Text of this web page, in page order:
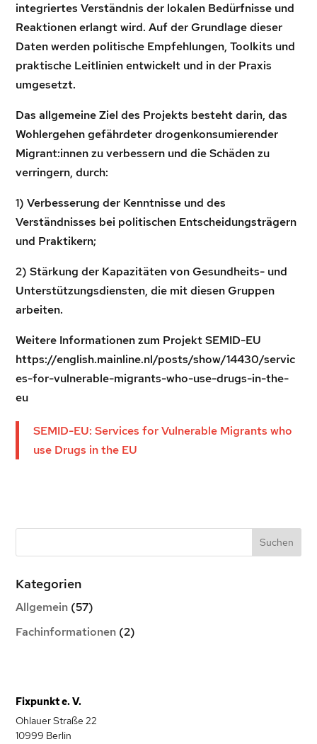
integriertes Verständnis der lokalen Bedürfnisse und
Reaktionen erlangt wird. Auf der Grundlage dieser
Daten werden politische Empfehlungen, Toolkits und
praktische Leitlinien entwickelt und in der Praxis
umgesetzt.
Das allgemeine Ziel des Projekts besteht darin, das
Wohlergehen gefährdeter drogenkonsumierender
Migrant:innen zu verbessern und die Schäden zu
verringern, durch:
1) Verbesserung der Kenntnisse und des
Verständnisses bei politischen Entscheidungsträgern
und Praktikern;
2) Stärkung der Kapazitäten von Gesundheits- und
Unterstützungsdiensten, die mit diesen Gruppen
arbeiten.
Weitere Informationen zum Projekt SEMID-EU
https://english.mainline.nl/posts/show/14430/servic
es-for-vulnerable-migrants-who-use-drugs-in-the-
eu
SEMID-EU: Services for Vulnerable Migrants who
use Drugs in the EU
Kategorien
Allgemein (57)
Fachinformationen (2)
Fixpunkt e. V.
Ohlauer Straße 22
10999 Berlin